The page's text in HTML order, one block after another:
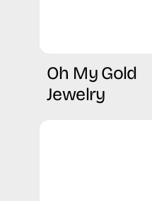
Oh My Gold
Jewelry